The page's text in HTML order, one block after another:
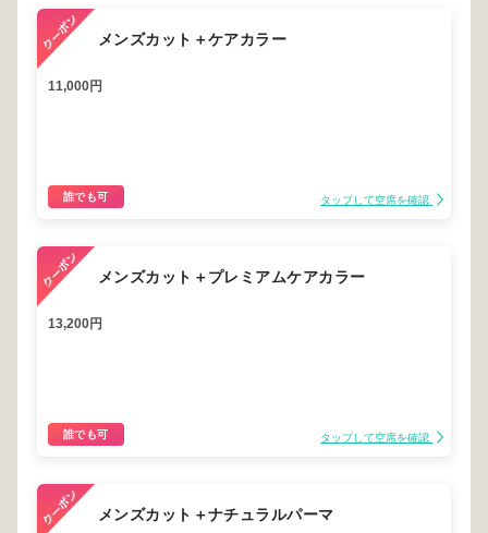
メンズカット＋ケアカラー
11,000円
誰でも可 タップして空席を確認
メンズカット＋プレミアムケアカラー
13,200円
誰でも可 タップして空席を確認
メンズカット＋ナチュラルパーマ